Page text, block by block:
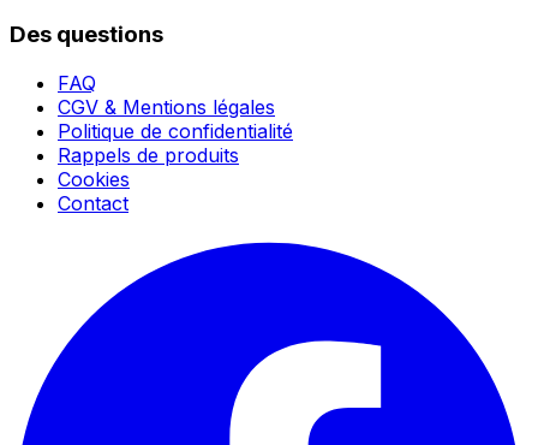
Des questions
FAQ
CGV & Mentions légales
Politique de confidentialité
Rappels de produits
Cookies
Contact